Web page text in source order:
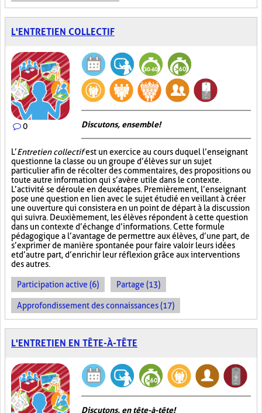
L'ENTRETIEN COLLECTIF
0 Discutons, ensemble!
L’Entretien collectifest un exercice au cours duquel l’enseignant
questionne la classe ou un groupe d’élèves sur un sujet
particulier afin de récolter des commentaires, des propositions ou
toute autre information qui s’avère utile dans le contexte.
L’activité se déroule en deux étapes. Premièrement, l’enseignant
pose une question en lien avec le sujet étudié en veillant à créer
une ouverture qui consistera en un point de départ à la discussion
qui suivra. Deuxièmement, les élèves répondent à cette question
dans un contexte d’échange d’informations. Cette formule
pédagogique a l’avantage de permettre aux élèves, d’une part, de
s’exprimer de manière spontanée pour faire valoir leurs idées
et d’autre part, d’enrichir leur réflexion grâce aux interventions
des autres.
Participation active (6) Partage (13)
Approfondissement des connaissances (17)
L'ENTRETIEN EN TÊTE-À-TÊTE
Discutons, en tête-à-tête!